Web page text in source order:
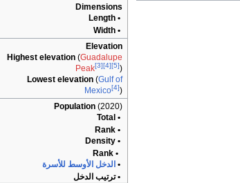
Dimensions
• Length
• Width
Elevation
Highest elevation(Guadalupe
Peak
[3] [4] [5])
Lowest elevation(Gulf of
Mexico
[4])
Population (2020)
• Total
• Rank
• Density
• Rank
• الدخل الأوسط للأسرة
• ترتيب الدخل